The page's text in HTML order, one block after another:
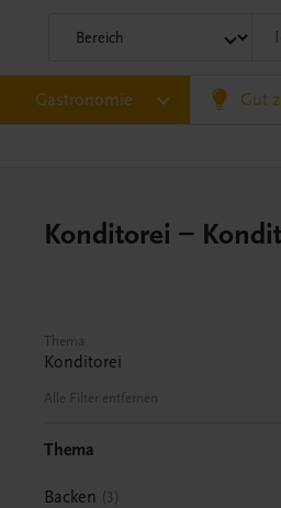
Gastronomie Gut
Konditorei –
Thema
Konditorei
Alle Filter entfernen
Thema
Backen 3